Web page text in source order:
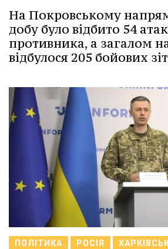
На Покровському
добу було відбито 54
противника, а загалом
відбулося 205 бойових
ПОЛІТИКА РОСІЯ